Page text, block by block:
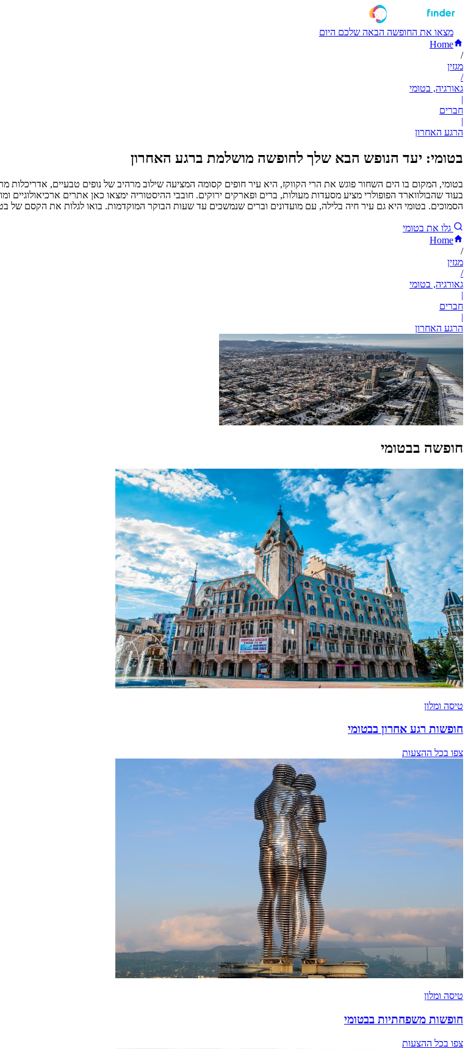
מצאו את החופשה הבאה שלכם היום
Home
/
מגזין
/
גאורגיה, בטומי
|
חברים
|
הרגע האחרון
בטומי: יעד הנופש הבא שלך לחופשה מושלמת ברגע האחרון
בטומי, המקום בו הים השחור פוגש את הרי הקווקז, היא עיר חופים קסומה המציעה שילוב מרהיב של נופים טבעיים,
בעוד שהבולווארד הפופולרי מציע מסעדות מעולות, ברים ופארקים ירוקים. חובבי ההיסטוריה ימצאו כאן אתרים ארכיאולוגיים
הסמוכים. בטומי היא גם עיר חיה בלילה, עם מועדונים וברים שנמשכים עד שעות הבוקר המוקדמות. בואו לגלות את הקסם של
גלו את בטומי
Home
/
מגזין
/
גאורגיה, בטומי
|
חברים
|
הרגע האחרון
חופשה בבטומי
טיסה ומלון
חופשות רגע אחרון בבטומי
צפו בכל ההצעות
טיסה ומלון
חופשות משפחתיות בבטומי
צפו בכל ההצעות